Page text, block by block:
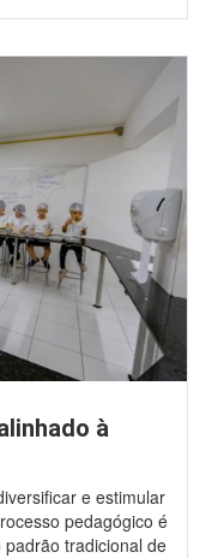
à
e estimular
pedagógico é
tradicional de